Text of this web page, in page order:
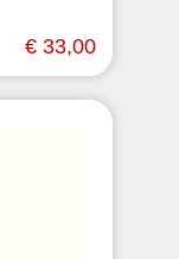
€ 33,00